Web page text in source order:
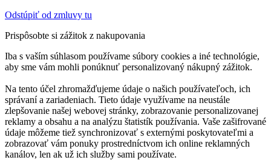
Odstúpiť od zmluvy tu
Prispôsobte si zážitok z nakupovania
Iba s vaším súhlasom používame súbory cookies a iné technológie,
aby sme vám mohli ponúknuť personalizovaný nákupný zážitok.
Na tento účel zhromažďujeme údaje o našich používateľoch, ich
správaní a zariadeniach. Tieto údaje využívame na neustále
zlepšovanie našej webovej stránky, zobrazovanie personalizovanej
reklamy a obsahu a na analýzu štatistík používania. Vaše zašifrované
údaje môžeme tiež synchronizovať s externými poskytovateľmi a
zobrazovať vám ponuky prostredníctvom ich online reklamných
kanálov, len ak už ich služby sami používate.